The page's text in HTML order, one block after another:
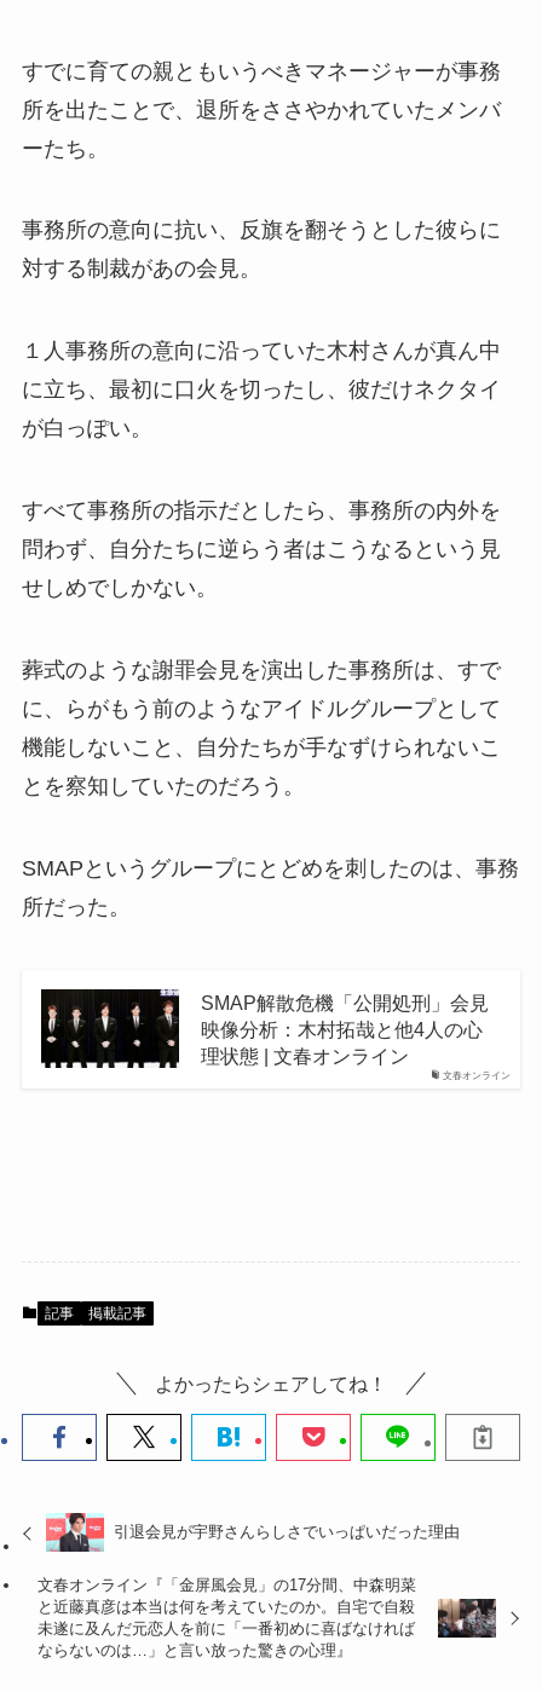
すでに育ての親ともいうべきマネージャーが事務
所を出たことで、退所をささやかれていたメンバ
ーたち。
事務所の意向に抗い、反旗を翻そうとした彼らに
対する制裁があの会見。
１人事務所の意向に沿っていた木村さんが真ん中
に立ち、最初に口火を切ったし、彼だけネクタイ
が白っぽい。
すべて事務所の指示だとしたら、事務所の内外を
問わず、自分たちに逆らう者はこうなるという見
せしめでしかない。
葬式のような謝罪会見を演出した事務所は、すで
に、らがもう前のようなアイドルグループとして
機能しないこと、自分たちが手なずけられないこ
とを察知していたのだろう。
SMAPというグループにとどめを刺したのは、事務
所だった。
文春オンライン
SMAP解散危機「公開処刑」会見
映像分析：木村拓哉と他4人の心
理状態 | 文春オンライン
記事 掲載記事
よかったらシェアしてね！
引退会見が宇野さんらしさでいっぱいだった理由
文春オンライン『「金屏風会見」の17分間、中森明菜
と近藤真彦は本当は何を考えていたのか。自宅で自殺
未遂に及んだ元恋人を前に「一番初めに喜ばなければ
ならないのは…」と言い放った驚きの心理』